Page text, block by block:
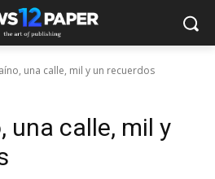
una calle, mil y un recuerdos
una calle, mil y